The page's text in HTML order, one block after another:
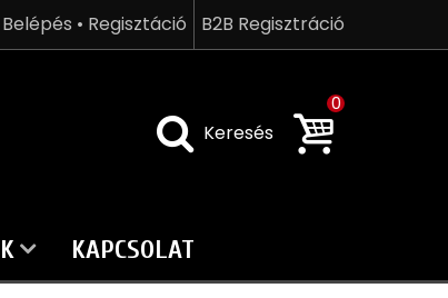
Belépés • Regisztáció B2B Regisztráció
Keresés
0
KAPCSOLAT